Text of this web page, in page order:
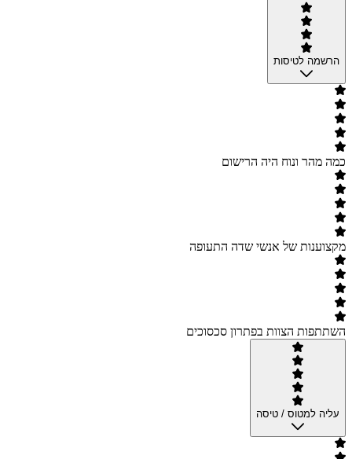
הרשמה לטיסות
כמה מהר ונוח היה הרישום
מקצוענות של אנשי שדה התעופה
השתתפות הצוות בפתרון סכסוכים
עליה למטוס / טיסה